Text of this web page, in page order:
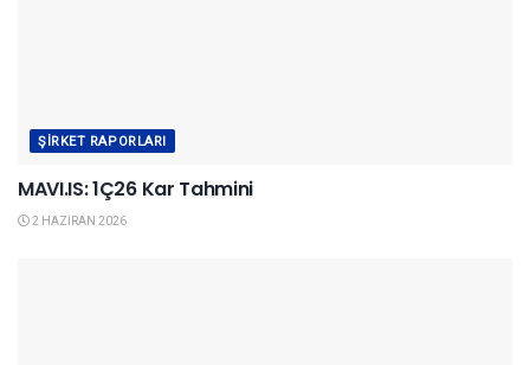
ŞIRKET RAPORLARI
MAVI.IS: 1Ç26 Kar Tahmini
2 HAZIRAN 2026